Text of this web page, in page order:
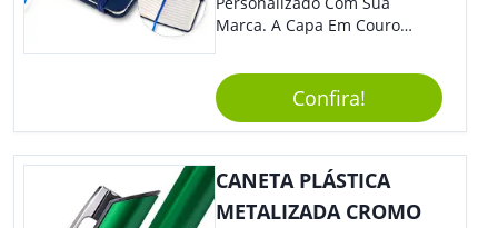
Praticidade E A Resistência Da
Para Curtir Suas Músicas
Favoritas Em Qualquer Lugar,
Sem Se Preocupar Com A
Água.
Marca. A Capa Em Couro
Elástico Permite Maior
Segurança Ao Carregá-Lo.
Ofereça A Seus Clientes E
Colaboradores, Sem Dúvidas
Eles Irão Adorar.
Confira!
CANETA PLÁSTICA
METALIZADA CROMO